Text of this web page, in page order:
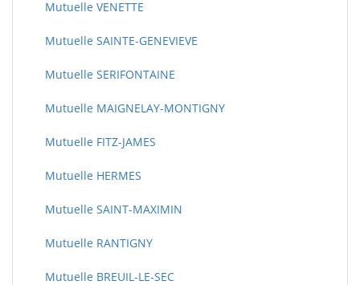
Mutuelle VENETTE
Mutuelle SAINTE-GENEVIEVE
Mutuelle SERIFONTAINE
Mutuelle MAIGNELAY-MONTIGNY
Mutuelle FITZ-JAMES
Mutuelle HERMES
Mutuelle SAINT-MAXIMIN
Mutuelle RANTIGNY
Mutuelle BREUIL-LE-SEC